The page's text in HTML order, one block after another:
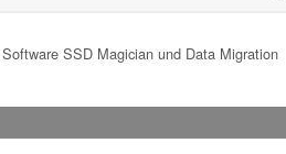
SSD Magician und Data Migration